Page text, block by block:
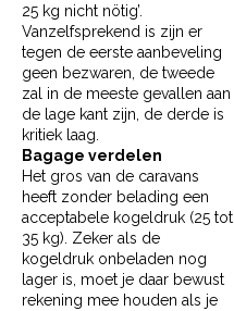
25 kg nicht nötig’.
Vanzelfsprekend is zijn er
tegen de eerste aanbeveling
geen bezwaren, de tweede
zal in de meeste gevallen aan
de lage kant zijn, de derde is
kritiek laag.
Bagage verdelen
Het gros van de caravans
heeft zonder belading een
acceptabele kogeldruk (25 tot
35 kg). Zeker als de
kogeldruk onbeladen nog
lager is, moet je daar bewust
rekening mee houden als je